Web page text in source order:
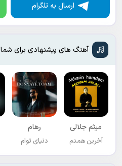
ارسال به تلگرام
آهنگ های پیشنهادی برای شما
میثم جلالی
آخرین همدم
رهام
دنیای توام